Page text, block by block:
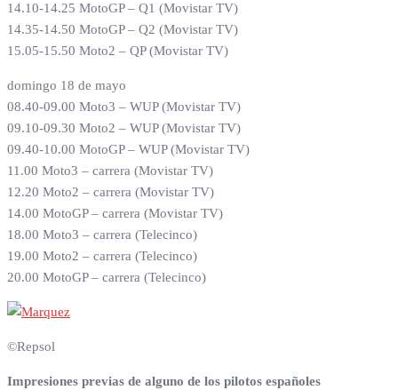
14.10-14.25 MotoGP – Q1 (Movistar TV)
14.35-14.50 MotoGP – Q2 (Movistar TV)
15.05-15.50 Moto2 – QP (Movistar TV)
domingo 18 de mayo
08.40-09.00 Moto3 – WUP (Movistar TV)
09.10-09.30 Moto2 – WUP (Movistar TV)
09.40-10.00 MotoGP – WUP (Movistar TV)
11.00 Moto3 – carrera (Movistar TV)
12.20 Moto2 – carrera (Movistar TV)
14.00 MotoGP – carrera (Movistar TV)
18.00 Moto3 – carrera (Telecinco)
19.00 Moto2 – carrera (Telecinco)
20.00 MotoGP – carrera (Telecinco)
©Repsol
Impresiones previas de alguno de los pilotos españoles